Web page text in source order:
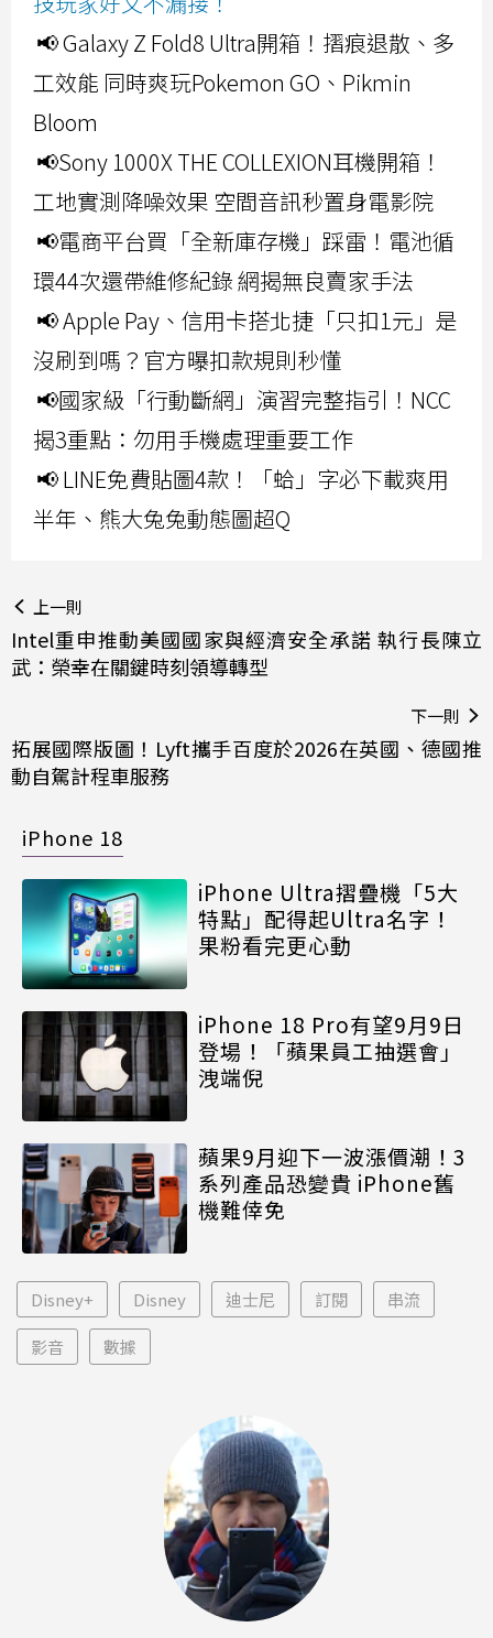
📢 Galaxy Z Fold8 Ultra開箱！摺痕退散、多
工效能 同時爽玩Pokemon GO、Pikmin
Bloom
📢Sony 1000X THE COLLEXION耳機開箱！
工地實測降噪效果 空間音訊秒置身電影院
📢電商平台買「全新庫存機」踩雷！電池循
環44次還帶維修紀錄 網揭無良賣家手法
📢 Apple Pay、信用卡搭北捷「只扣1元」是
沒刷到嗎？官方曝扣款規則秒懂
📢國家級「行動斷網」演習完整指引！NCC
揭3重點：勿用手機處理重要工作
📢 LINE免費貼圖4款！「蛤」字必下載爽用
半年、熊大兔兔動態圖超Q
上一則
Intel重申推動美國國家與經濟安全承諾 執行長陳立
武：榮幸在關鍵時刻領導轉型
下一則
拓展國際版圖！Lyft攜手百度於2026在英國、德國推
動自駕計程車服務
iPhone 18
iPhone Ultra摺疊機「5大
特點」配得起Ultra名字！
果粉看完更心動
iPhone 18 Pro有望9月9日
登場！「蘋果員工抽選會」
洩端倪
蘋果9月迎下一波漲價潮！3
系列產品恐變貴 iPhone舊
機難倖免
Disney+ Disney 迪士尼 訂閱 串流
影音 數據